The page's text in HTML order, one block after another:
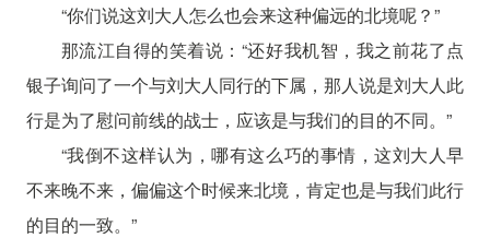
“你们说这刘大人怎么也会来这种偏远的北境呢？”
那流江自得的笑着说：“还好我机智，我之前花了点
银子询问了一个与刘大人同行的下属，那人说是刘大人此
行是为了慰问前线的战士，应该是与我们的目的不同。”
“我倒不这样认为，哪有这么巧的事情，这刘大人早
不来晚不来，偏偏这个时候来北境，肯定也是与我们此行
的目的一致。”